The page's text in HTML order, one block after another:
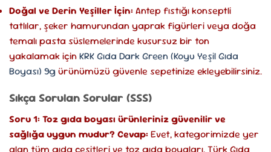
Doğal ve Derin Yeşiller İçin:Antep fıstığı konseptli
tatlılar, şeker hamurundan yaprak figürleri veya doğa
temalı pasta süslemelerinde kusursuz bir ton
yakalamak içinKRK Gıda Dark Green (Koyu Yeşil Gıda
Boyası) 9gürünümüzü güvenle sepetinize ekleyebilirsiniz.
Sıkça Sorulan Sorular (SSS)
Soru 1: Toz gıda boyası ürünleriniz güvenilir ve
sağlığa uygun mudur?Cevap:Evet, kategorimizde yer
alan tüm gıda çeşitleri ve toz gıda boyaları, Türk Gıda